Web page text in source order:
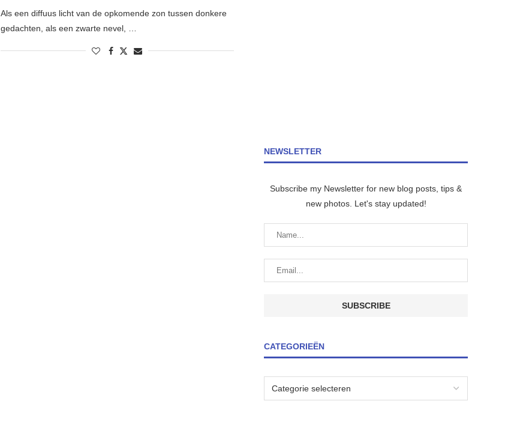
Als een diffuus licht van de opkomende zon tussen donkere
gedachten, als een zwarte nevel, …
NEWSLETTER
Subscribe my Newsletter for new blog posts, tips &
new photos. Let's stay updated!
CATEGORIEËN